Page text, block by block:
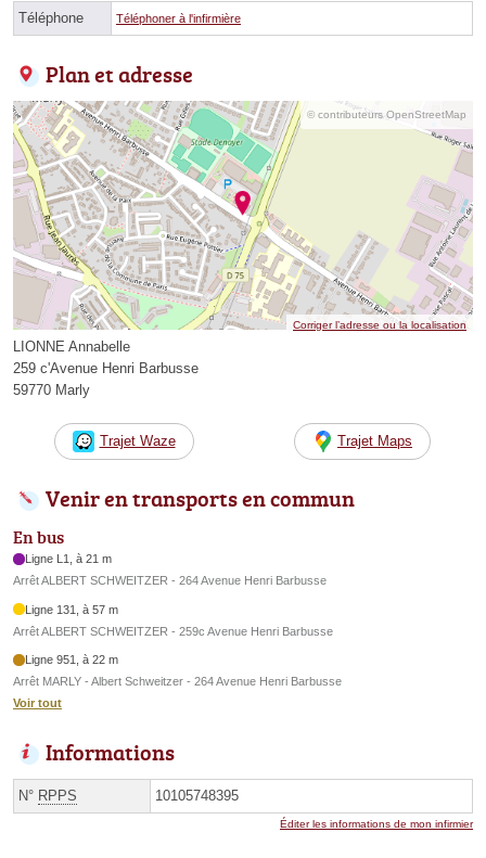
Téléphone Téléphoner à l'infirmière
Plan et adresse
© contributeurs OpenStreetMap
Corriger l’adresse ou la localisation
LIONNE Annabelle
259 c'Avenue Henri Barbusse
59770 Marly
Trajet Waze Trajet Maps
Venir en transports en commun
En bus
Ligne L1, à 21 m
Arrêt ALBERT SCHWEITZER - 264 Avenue Henri Barbusse
Ligne 131, à 57 m
Arrêt ALBERT SCHWEITZER - 259c Avenue Henri Barbusse
Ligne 951, à 22 m
Arrêt MARLY - Albert Schweitzer - 264 Avenue Henri Barbusse
Voir tout
Informations
N° RPPS 10105748395
Éditer les informations de mon infirmier